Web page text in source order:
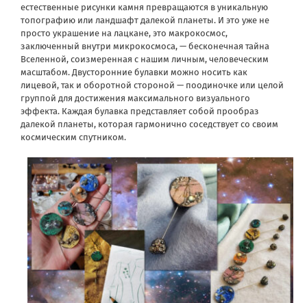
естественные рисунки камня превращаются в уникальную
топографию или ландшафт далекой планеты. И это уже не
просто украшение на лацкане, это макрокосмос,
заключенный внутри микрокосмоса, — бесконечная тайна
Вселенной, соизмеренная с нашим личным, человеческим
масштабом. Двусторонние булавки можно носить как
лицевой, так и оборотной стороной — поодиночке или целой
группой для достижения максимального визуального
эффекта. Каждая булавка представляет собой прообраз
далекой планеты, которая гармонично соседствует со своим
космическим спутником.